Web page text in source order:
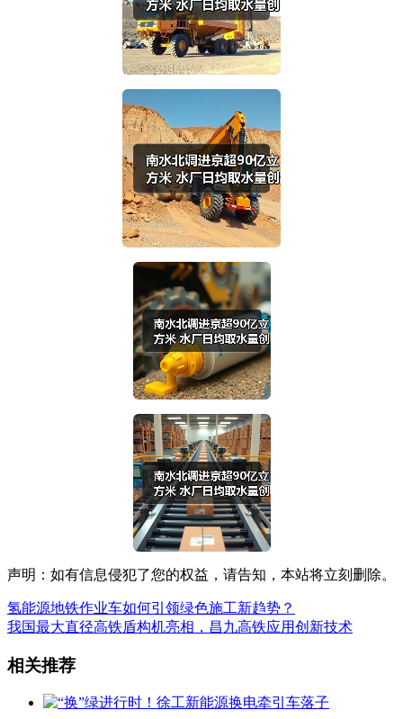
声明：如有信息侵犯了您的权益，请告知，本站将立刻删除。
氢能源地铁作业车如何引领绿色施工新趋势？
我国最大直径高铁盾构机亮相，昌九高铁应用创新技术
相关推荐